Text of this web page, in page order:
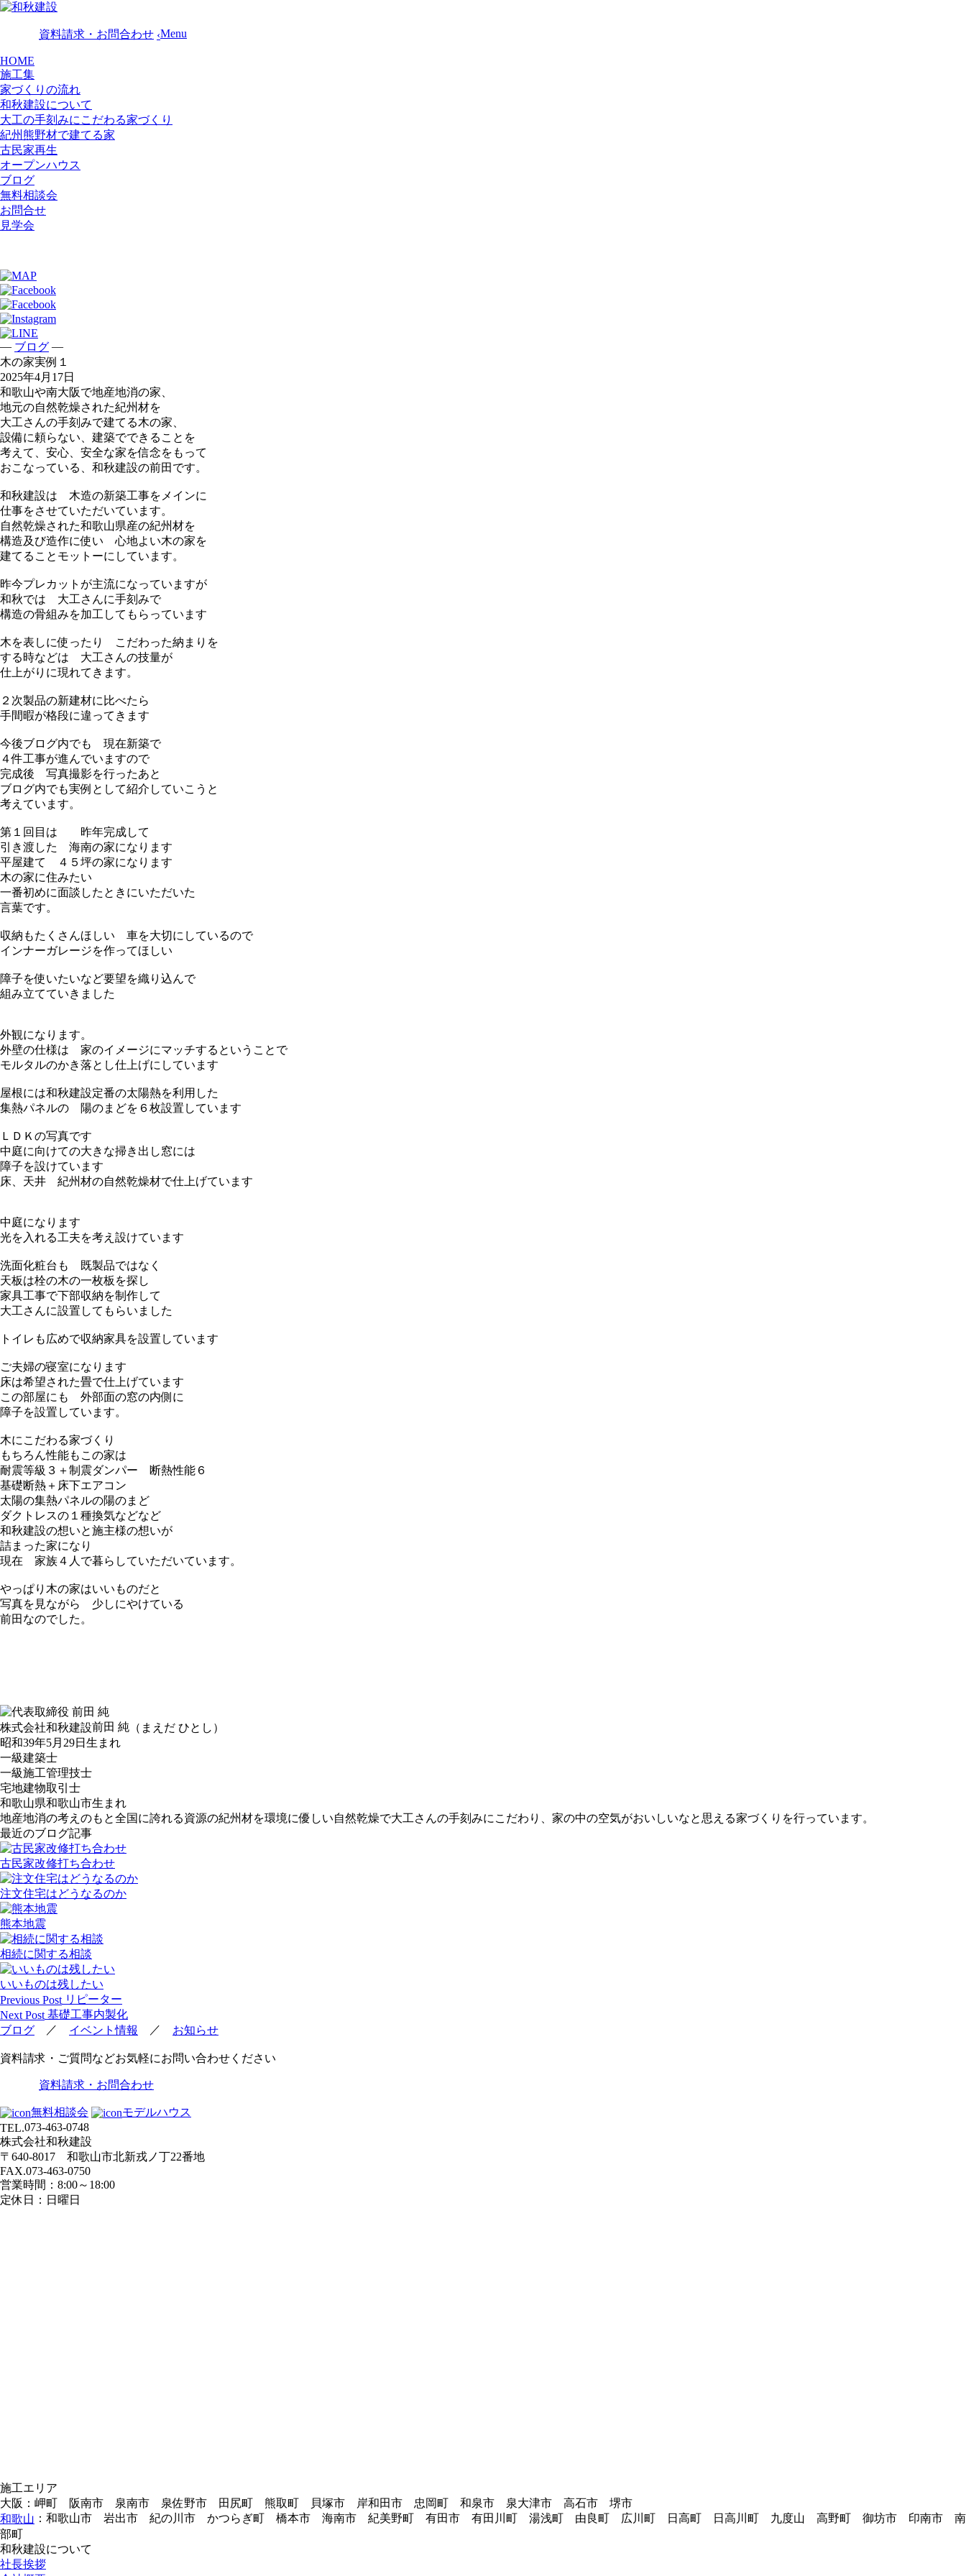
資料請求・お問合わせ ‹Menu
HOME
施工集
家づくりの流れ
和秋建設について
大工の手刻みにこだわる家づくり
紀州熊野材で建てる家
古民家再生
オープンハウス
ブログ
無料相談会
お問合せ
見学会
— ブログ —
木の家実例１
2025年4月17日
和歌山や南大阪で地産地消の家、
地元の自然乾燥された紀州材を
大工さんの手刻みで建てる木の家、
設備に頼らない、建築でできることを
考えて、安心、安全な家を信念をもって
おこなっている、和秋建設の前田です。
和秋建設は 木造の新築工事をメインに
仕事をさせていただいています。
自然乾燥された和歌山県産の紀州材を
構造及び造作に使い 心地よい木の家を
建てることモットーにしています。
昨今プレカットが主流になっていますが
和秋では 大工さんに手刻みで
構造の骨組みを加工してもらっています
木を表しに使ったり こだわった納まりを
する時などは 大工さんの技量が
仕上がりに現れてきます。
２次製品の新建材に比べたら
手間暇が格段に違ってきます
今後ブログ内でも 現在新築で
４件工事が進んでいますので
完成後 写真撮影を行ったあと
ブログ内でも実例として紹介していこうと
考えています。
第１回目は 昨年完成して
引き渡した 海南の家になります
平屋建て ４５坪の家になります
木の家に住みたい
一番初めに面談したときにいただいた
言葉です。
収納もたくさんほしい 車を大切にしているので
インナーガレージを作ってほしい
障子を使いたいなど要望を織り込んで
組み立てていきました
外観になります。
外壁の仕様は 家のイメージにマッチするということで
モルタルのかき落とし仕上げにしています
屋根には和秋建設定番の太陽熱を利用した
集熱パネルの 陽のまどを６枚設置しています
ＬＤＫの写真です
中庭に向けての大きな掃き出し窓には
障子を設けています
床、天井 紀州材の自然乾燥材で仕上げています
中庭になります
光を入れる工夫を考え設けています
洗面化粧台も 既製品ではなく
天板は栓の木の一枚板を探し
家具工事で下部収納を制作して
大工さんに設置してもらいました
トイレも広めで収納家具を設置しています
ご夫婦の寝室になります
床は希望された畳で仕上げています
この部屋にも 外部面の窓の内側に
障子を設置しています。
木にこだわる家づくり
もちろん性能もこの家は
耐震等級３＋制震ダンパー 断熱性能６
基礎断熱＋床下エアコン
太陽の集熱パネルの陽のまど
ダクトレスの１種換気などなど
和秋建設の想いと施主様の想いが
詰まった家になり
現在 家族４人で暮らしていただいています。
やっぱり木の家はいいものだと
写真を見ながら 少しにやけている
前田なのでした。
株式会社和秋建設前田 純 （まえだ ひとし）
昭和39年5月29日生まれ
一級建築士
一級施工管理技士
宅地建物取引士
和歌山県和歌山市生まれ
地産地消の考えのもと全国に誇れる資源の紀州材を環境に優しい自然乾燥で大工さんの手刻みにこだわり、家の中の空気がおいしいなと思える家づくりを行っています。
最近のブログ記事
古民家改修打ち合わせ
注文住宅はどうなるのか
熊本地震
相続に関する相談
いいものは残したい
投
稿
ナ
ゲ
ョ
ン
Previous Post リピーター
Next Post 基礎工事内製化
ブログ ／ イベント情報 ／ お知らせ
資料請求・ご質問などお気軽にお問い合わせください
資料請求・お問合わせ
無料相談会
モデルハウス
TEL.073-463-0748
株式会社和秋建設
〒640-8017 和歌山市北新戎ノ丁22番地
FAX.073-463-0750
営業時間：8:00～18:00
定休日：日曜日
施工エリア
大阪：岬町 阪南市 泉南市 泉佐野市 田尻町 熊取町 貝塚市 岸和田市 忠岡町 和泉市 泉大津市 高石市 堺市
和歌山 ：和歌山市 岩出市 紀の川市 かつらぎ町 橋本市 海南市 紀美野町 有田市 有田川町 湯浅町 由良町 広川町 日高町 日高川町 九度山 高野町 御坊市 印南市 南
部町
和秋建設について
社長挨拶